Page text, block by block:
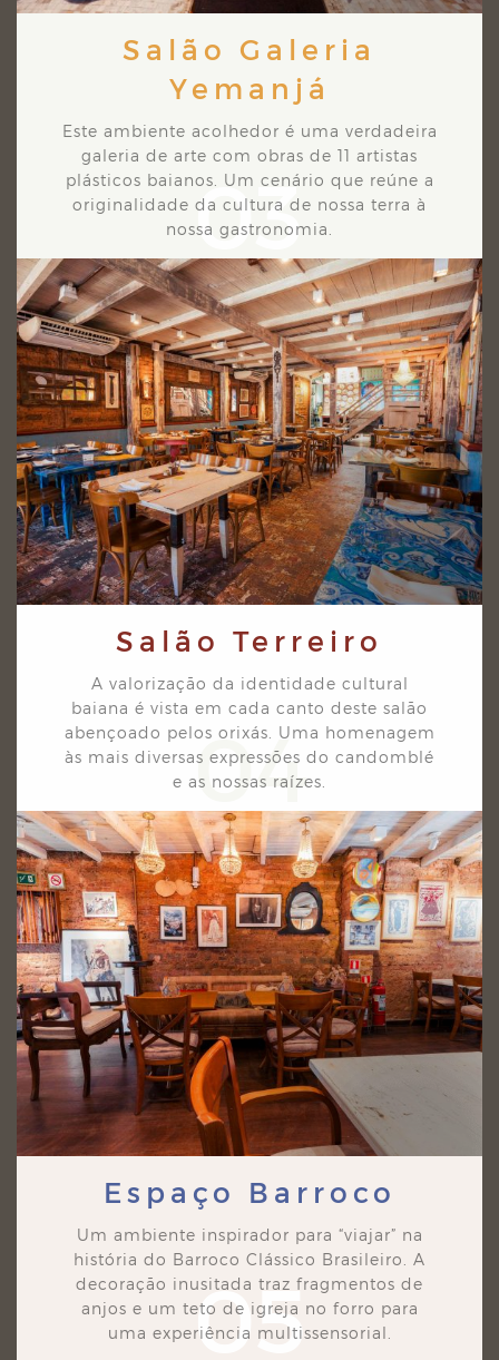
03
Salão Galeria
Yemanjá
Este ambiente acolhedor é uma verdadeira
galeria de arte com obras de 11 artistas
plásticos baianos. Um cenário que reúne a
originalidade da cultura de nossa terra à
nossa gastronomia.
04
Salão Terreiro
A valorização da identidade cultural
baiana é vista em cada canto deste salão
abençoado pelos orixás. Uma homenagem
às mais diversas expressões do candomblé
e as nossas raízes.
05
Espaço Barroco
Um ambiente inspirador para “viajar” na
história do Barroco Clássico Brasileiro. A
decoração inusitada traz fragmentos de
anjos e um teto de igreja no forro para
uma experiência multissensorial.